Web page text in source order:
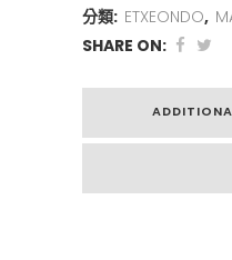
分類: ETXEONDO,
SHARE ON: